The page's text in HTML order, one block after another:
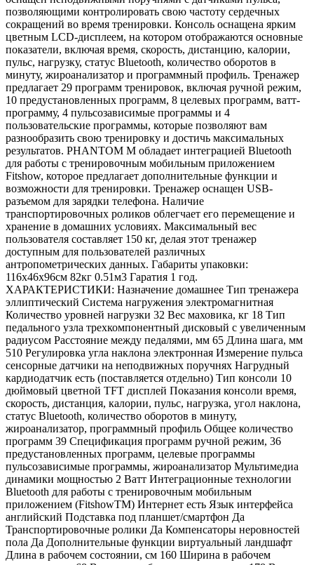
позволяющими контролировать свою частоту сердечных
сокращений во время тренировки. Консоль оснащена ярким
цветным LCD-дисплеем, на котором отображаются основные
показатели, включая время, скорость, дистанцию, калории,
пульс, нагрузку, статус Bluetooth, количество оборотов в
минуту, жироанализатор и программный профиль. Тренажер
предлагает 29 программ тренировок, включая ручной режим,
10 предустановленных программ, 8 целевых программ, ватт-
программу, 4 пульсозависимые программы и 4
пользовательские программы, которые позволяют вам
разнообразить свою тренировку и достичь максимальных
результатов. PHANTOM M обладает интеграцией Bluetooth
для работы с тренировочным мобильным приложением
Fitshow, которое предлагает дополнительные функции и
возможности для тренировки. Тренажер оснащен USB-
разъемом для зарядки телефона. Наличие
транспортировочных роликов облегчает его перемещение и
хранение в домашних условиях. Максимальный вес
пользователя составляет 150 кг, делая этот тренажер
доступным для пользователей различных
антропометрических данных. Габариты упаковки:
116х46х96см 82кг 0.51м3 Гаратия 1 год.
ХАРАКТЕРИСТИКИ: Назначение домашнее Тип тренажера
эллиптический Система нагружения электромагнитная
Количество уровней нагрузки 32 Вес маховика, кг 18 Тип
педального узла трехкомпонентный дисковый с увеличенным
радиусом Расстояние между педалями, мм 65 Длина шага, мм
510 Регулировка угла наклона электронная Измерение пульса
сенсорные датчики на неподвижных поручнях Нагрудный
кардиодатчик есть (поставляется отдельно) Тип консоли 10
дюймовый цветной TFT дисплей Показания консоли время,
скорость, дистанция, калории, пульс, нагрузка, угол наклона,
статус Bluetooth, количество оборотов в минуту,
жироанализатор, программный профиль Общее количество
программ 39 Спецификация программ ручной режим, 36
предустановленных программ, целевые программы
пульсозависимые программы, жироанализатор Мультимедиа
динамики мощностью 2 Ватт Интеграционные технологии
Bluetooth для работы с тренировочным мобильным
приложением (FitshowTM) Интернет есть Язык интерфейса
английский Подставка под планшет/смартфон Да
Транспортировочные ролики Да Компенсаторы неровностей
пола Да Дополнительные функции виртуальный ландшафт
Длина в рабочем состоянии, см 160 Ширина в рабочем